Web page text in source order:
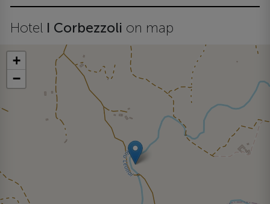
Hotel I Corbezzoli on map
+
−